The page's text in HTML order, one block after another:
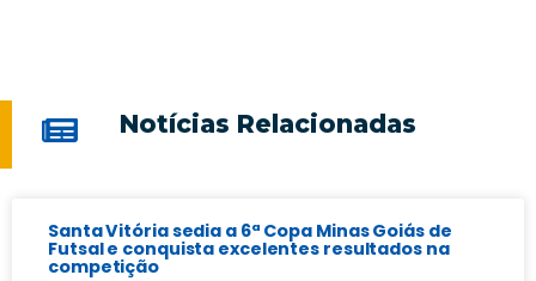
Notícias Relacionadas
Santa Vitória sedia a 6ª Copa Minas Goiás de
Futsal e conquista excelentes resultados na
competição